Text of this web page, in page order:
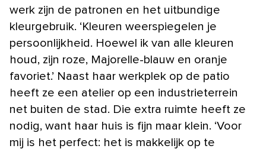
werk zijn de patronen en het uitbundige
kleurgebruik. ‘Kleuren weerspiegelen je
persoonlijkheid. Hoewel ik van alle kleuren
houd, zijn roze, Majorelle-blauw en oranje
favoriet.’ Naast haar werkplek op de patio
heeft ze een atelier op een industrieterrein
net buiten de stad. Die extra ruimte heeft ze
nodig, want haar huis is fijn maar klein. ‘Voor
mij is het perfect: het is makkelijk op te